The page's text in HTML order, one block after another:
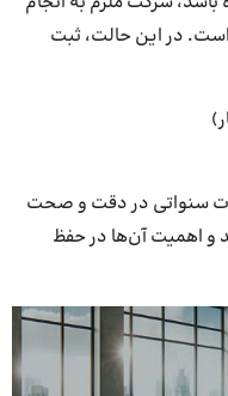
در این حالت، ثبت
سنواتی در دقت و صحت
و اهمیت آن‌ها در حفظ